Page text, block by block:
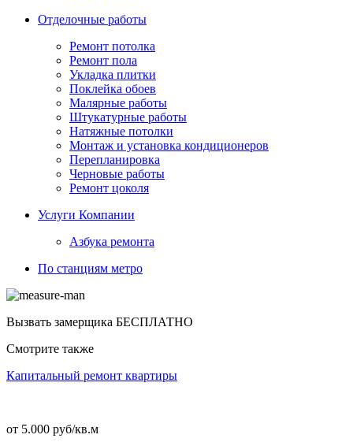
Отделочные работы
Ремонт потолка
Ремонт пола
Укладка плитки
Поклейка обоев
Малярные работы
Штукатурные работы
Натяжные потолки
Монтаж и установка кондиционеров
Перепланировка
Черновые работы
Ремонт цоколя
Услуги Компании
Азбука ремонта
По станциям метро
Вызвать замерщика БЕСПЛАТНО
Смотрите также
Капитальный ремонт квартиры
от 5.000 руб/кв.м